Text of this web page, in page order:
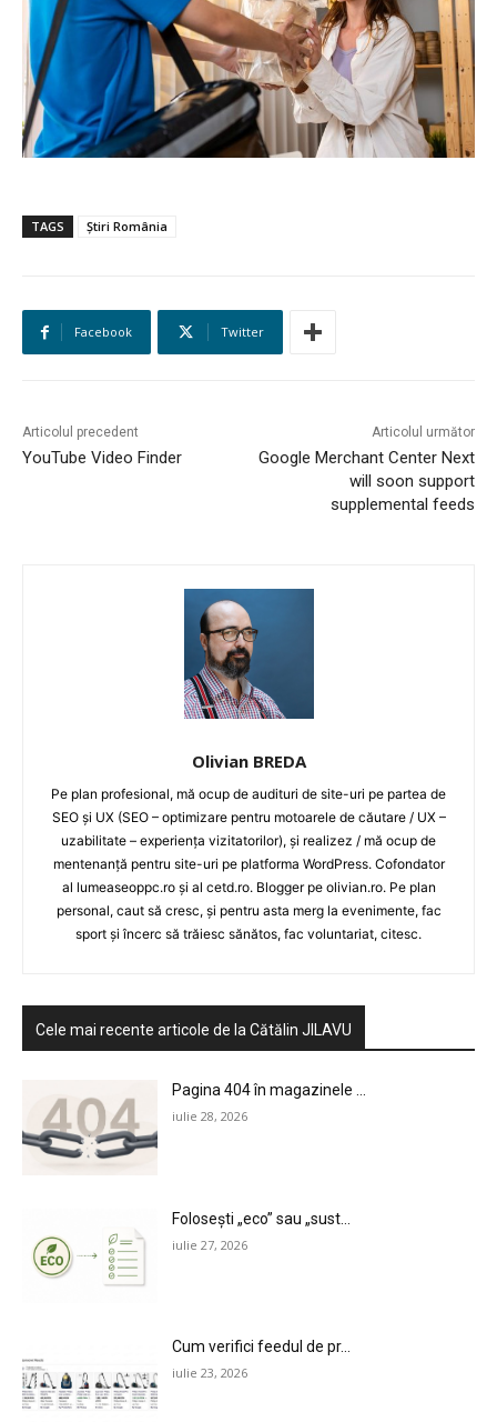
TAGS Știri România
Facebook Twitter
Articolul precedent
YouTube Video Finder
Articolul următor
Google Merchant Center Next
will soon support
supplemental feeds
Olivian BREDA
Pe plan profesional, mă ocup de audituri de site-uri pe partea de
SEO și UX (SEO – optimizare pentru motoarele de căutare / UX –
uzabilitate – experiența vizitatorilor), și realizez / mă ocup de
mentenanță pentru site-uri pe platforma WordPress. Cofondator
al lumeaseoppc.ro și al cetd.ro. Blogger pe olivian.ro. Pe plan
personal, caut să cresc, și pentru asta merg la evenimente, fac
sport și încerc să trăiesc sănătos, fac voluntariat, citesc.
Cele mai recente articole de la Cătălin JILAVU
Pagina 404 în magazinele ...
iulie 28, 2026
Folosești „eco” sau „sust...
iulie 27, 2026
Cum verifici feedul de pr...
iulie 23, 2026